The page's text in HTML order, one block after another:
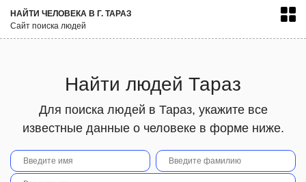
НАЙТИ ЧЕЛОВЕКА В Г. ТАРАЗ
Сайт поиска людей
Найти людей Тараз
Для поиска людей в Тараз, укажите все
известные данные о человеке в форме ниже.